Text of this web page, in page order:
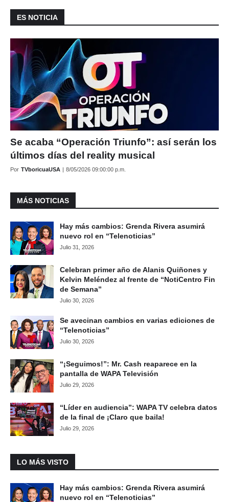
ES NOTICIA
Se acaba “Operación Triunfo”: así serán los
últimos días del reality musical
Por TVboricuaUSA | 8/05/2026 09:00:00 p.m.
MÁS NOTICIAS
Hay más cambios: Grenda Rivera asumirá
nuevo rol en “Telenoticias”
Julio 31, 2026
Celebran primer año de Alanis Quiñones y
Kelvin Meléndez al frente de “NotiCentro Fin
de Semana”
Julio 30, 2026
Se avecinan cambios en varias ediciones de
“Telenoticias”
Julio 30, 2026
“¡Seguimos!”: Mr. Cash reaparece en la
pantalla de WAPA Televisión
Julio 29, 2026
“Líder en audiencia”: WAPA TV celebra datos
de la final de ¡Claro que baila!
Julio 29, 2026
LO MÁS VISTO
Hay más cambios: Grenda Rivera asumirá
nuevo rol en “Telenoticias”